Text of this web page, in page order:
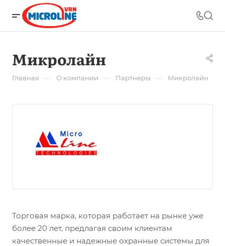
Микролайн
Главная — О компании — Партнеры — Микролайн
Торговая марка, которая работает на рынке уже
более 20 лет, предлагая своим клиентам
качественные и надежные охранные системы для